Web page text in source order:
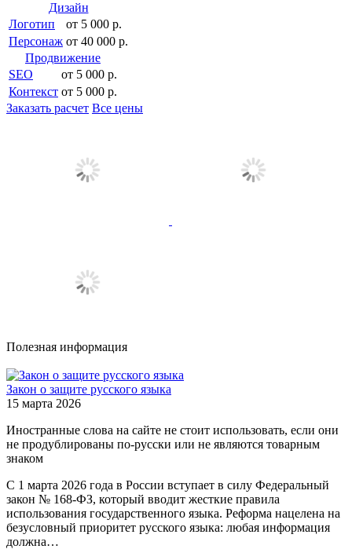
Дизайн
Логотип
от 5 000 р.
Персонаж от 40 000 р.
Продвижение
SEO
от 5 000 р.
Контекст от 5 000 р.
Заказать расчет Все цены
Полезная информация
Закон о защите русского языка
15 марта 2026
Иностранные слова на сайте не стоит использовать, если они
не продублированы по-русски или не являются товарным
знаком
С 1 марта 2026 года в России вступает в силу Федеральный
закон № 168-ФЗ, который вводит жесткие правила
использования государственного языка. Реформа нацелена на
безусловный приоритет русского языка: любая информация
должна…